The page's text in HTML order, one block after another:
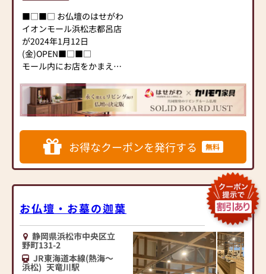
■□■□ お仏壇のはせがわ
イオンモール浜松志都呂店
が2024年1月12日
(金)OPEN■□■□
モール内にお店をかまえ、
ぜひお立ち寄りください。
ご来店をお待ちしておりま
す。
▶「お手々のしわとしわを
合わせてしあわせ なーむ
ー」のCMでおなじみ。仏壇
▶「カリモク家具」など国
内家具専門メーカーと、モ
ダンなインテリアにマッチ
するお仏壇を展開
◆◆ お陰様で創業94年 ◆◆
お得なクーポンを発行する 無料
お仏壇・お墓の迦葉
静岡県浜松市中央区立
野町131-2
JR東海道本線(熱海～
浜松) 天竜川駅